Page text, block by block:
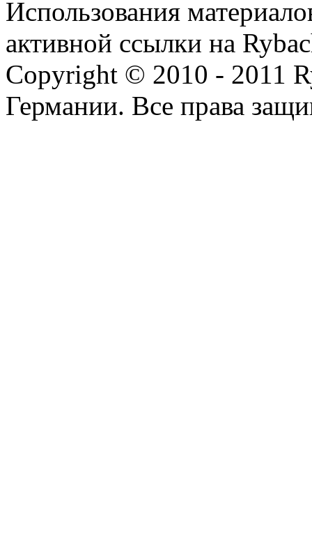
Использования
активной ссылки на
Copyright © 2010 - 2011
Германии. Все права